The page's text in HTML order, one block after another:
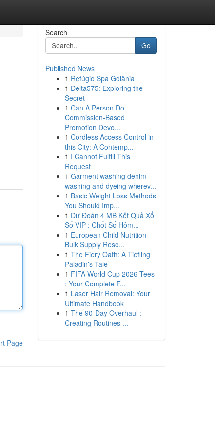
Page
Search
Go
Published News
1 Refúgio Spa Goiânia
1 Delta575: Exploring the
Secret
1 Can A Person Do
Commission-Based
Promotion Devo...
1 Cordless Access Control in
this City: A Contemp...
1 I Cannot Fulfill This
Request
1 Garment washing denim
washing and dyeing wherev...
1 Basic Weight Loss Methods
You Should Imp...
1 Dự Đoán 4 MB Kết Quả Xổ
Số VIP : Chốt Số Hôm...
1 European Child Nutrition
Bulk Supply Reso...
1 The Fiery Oath: A Tiefling
Paladin's Tale
1 FIFA World Cup 2026 Tees
: Your Complete F...
1 Laser Hair Removal: Your
Ultimate Handbook
1 The 90-Day Overhaul :
Creating Routines ...